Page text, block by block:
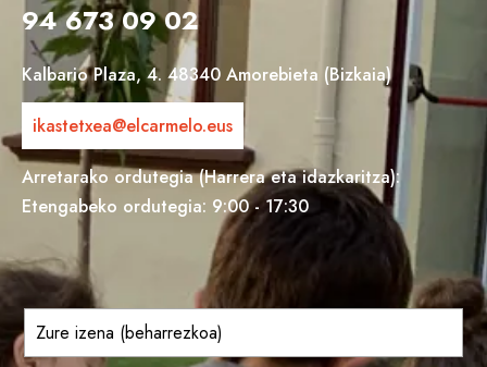
94 673 09 02
Kalbario Plaza, 4. 48340 Amorebieta (Bizkaia)
ikastetxea@elcarmelo.eus
Arretarako ordutegia (Harrera eta idazkaritza):
Etengabeko ordutegia: 9:00 - 17:30